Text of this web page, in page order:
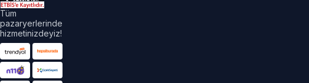
Tüm
pazaryerlerinde
hizmetinizdeyiz!